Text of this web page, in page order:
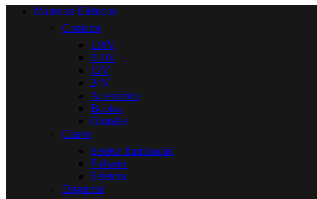
Materiais Elétricos
Contator
110V
220V
12V
24V
Acessórios
Bobina
Grandes
Chave
Seletor Iluminação
Pulsante
Seletora
Disjuntor